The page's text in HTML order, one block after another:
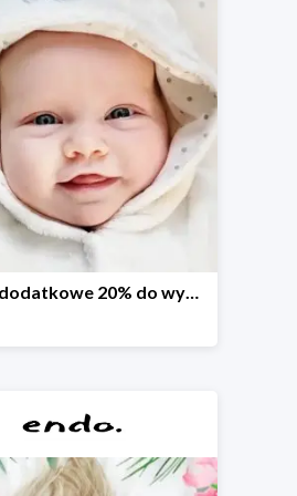
BOBAS dodatkowe 20% do wyprzedaży